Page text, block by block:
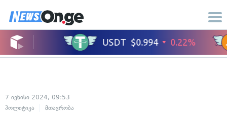
7 ივნისი 2024, 09:53
პოლიტიკა
მთავრობა